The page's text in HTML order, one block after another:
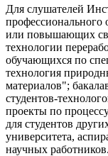
Для слушателей
профессионального
или повышающих
технологии
обучающихся по
технология
материалов";
студентов-
проекты по
для студентов
университета,
научных работников.